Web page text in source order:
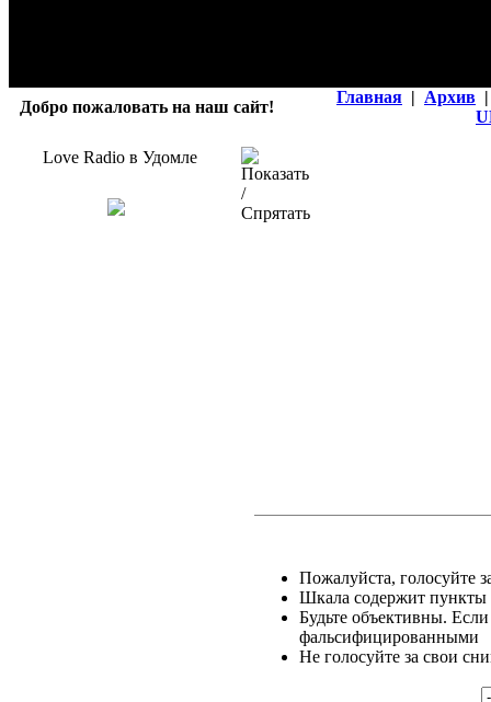
Добро пожаловать на наш сайт!
Главная | Архив |
Love Radio в Удомле
Пожалуйста, голосуйте
Шкала содержит пункты
Будьте объективны.
фальсифицированными
Не голосуйте за свои